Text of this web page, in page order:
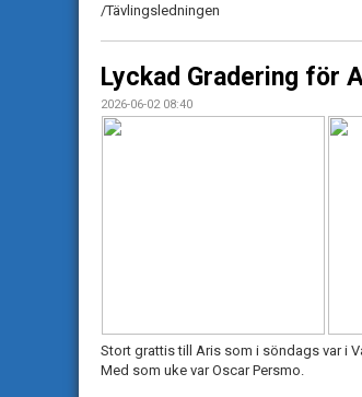
/Tävlingsledningen
Lyckad Gradering för
2026-06-02 08:40
Stort grattis till Aris som i söndags var i
Med som uke var Oscar Persmo.